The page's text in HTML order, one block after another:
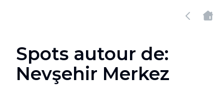
Spots autour de:
Nevşehir Merkez